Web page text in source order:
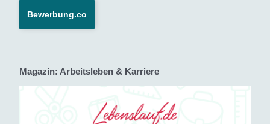
Bewerbung.co
Magazin: Arbeitsleben & Karriere